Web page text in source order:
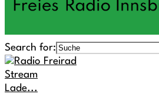
Search for:
Stream
Lade...